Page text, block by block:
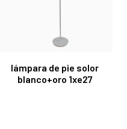
lámpara de pie solor
blanco+oro 1xe27